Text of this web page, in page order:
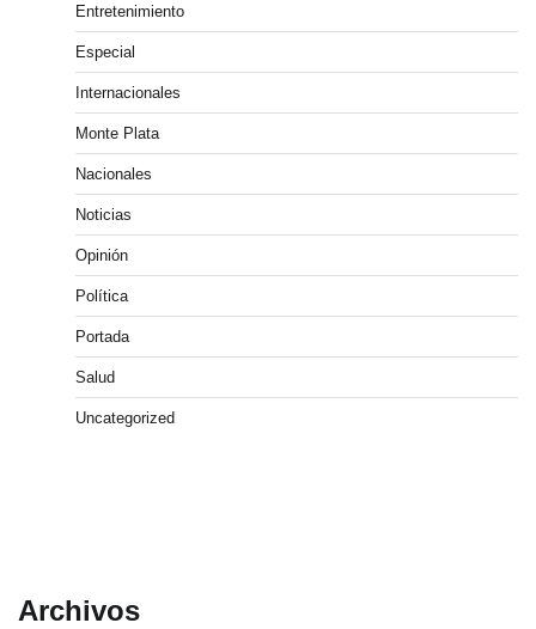
Entretenimiento
Especial
Internacionales
Monte Plata
Nacionales
Noticias
Opinión
Política
Portada
Salud
Uncategorized
Archivos